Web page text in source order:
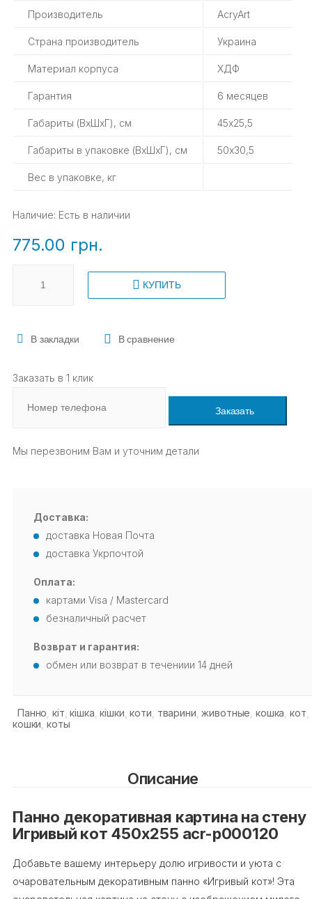
Производитель AcryArt
Страна производитель Украина
Материал корпуса ХДФ
Гарантия 6 месяцев
Габариты (ВхШхГ), см 45х25,5
Габариты в упаковке (ВхШхГ), см 50х30,5
Вес в упаковке, кг
Наличие: Есть в наличии
775.00 грн.
КУПИТЬ
В закладки В сравнение
Заказать в 1 клик
Заказать
Мы перезвоним Вам и уточним детали
Доставка:
доставка Новая Почта
доставка Укрпочтой
Оплата:
картами Visa / Mastercard
безналичный расчет
Возврат и гарантия:
обмен или возврат в течениии 14 дней
Панно ,кіт ,кішка ,кішки ,коти тварини ,животные ,кошка ,кот
кошки ,коты
Описание
Панно декоративная картина на стену
Игривый кот 450х255 acr-p000120
Добавьте вашему интерьеру долю игривости и уюта с
очаровательным декоративным панно «Игривый кот»! Эта